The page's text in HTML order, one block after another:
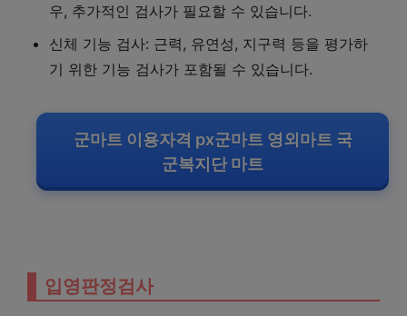
우, 추가적인 검사가 필요할 수 있습니다.
신체 기능 검사: 근력, 유연성, 지구력 등을 평가하
기 위한 기능 검사가 포함될 수 있습니다.
군마트 이용자격 px군마트 영외마트 국
군복지단 마트
입영판정검사